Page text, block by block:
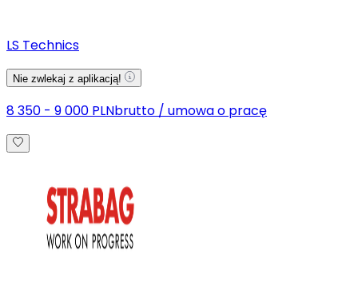
LS Technics
Nie zwlekaj z aplikacją!
8 350 - 9 000 PLNbrutto / umowa o pracę